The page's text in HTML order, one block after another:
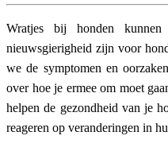
Wratjes bij honden
nieuwsgierigheid zijn voor
we de symptomen en
over hoe je ermee om moet
helpen de gezondheid van je
reageren op veranderingen in